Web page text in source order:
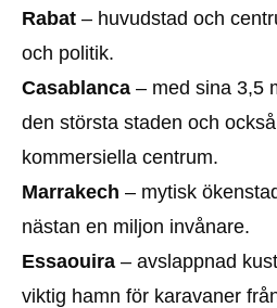
Rabat – huvudstad och
och politik.
Casablanca – med sina 3,5
den största staden och
kommersiella centrum.
Marrakech – mytisk
nästan en miljon invånare.
Essaouira – avslappnad
viktig hamn för karavaner